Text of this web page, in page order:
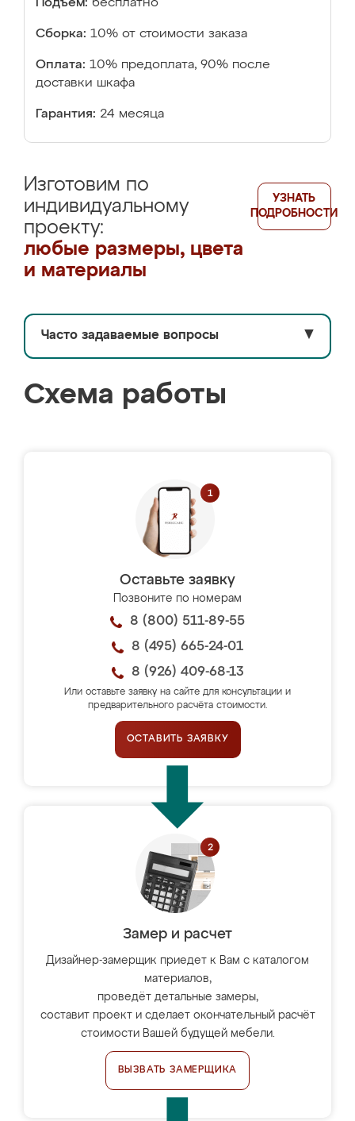
Подъём: бесплатно
Сборка: 10% от стоимости заказа
Оплата: 10% предоплата, 90% после
доставки шкафа
Гарантия: 24 месяца
Изготовим по
индивидуальному
проекту:
любые размеры, цвета
и материалы
УЗНАТЬ
ПОДРОБНОСТИ
Часто задаваемые вопросы ▼
Схема работы
Оставьте заявку
Позвоните по номерам
8 (800) 511-89-55
8 (495) 665-24-01
8 (926) 409-68-13
Или оставьте заявку на сайте для консультации и
предварительного расчёта стоимости.
ОСТАВИТЬ ЗАЯВКУ
Замер и расчет
Дизайнер-замерщик приедет к Вам с каталогом
материалов,
проведёт детальные замеры,
составит проект и сделает окончательный расчёт
стоимости Вашей будущей мебели.
ВЫЗВАТЬ ЗАМЕРЩИКА